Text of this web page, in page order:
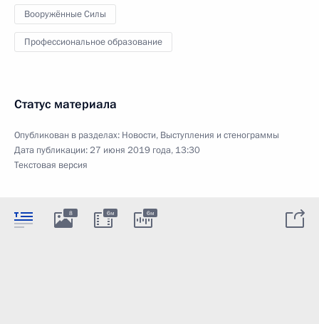
Вооружённые Силы
Профессиональное образование
Статус материала
Опубликован в разделах: Новости, Выступления и стенограммы
Дата публикации:27 июня 2019 года, 13:30
Текстовая версия
8 6м 6м